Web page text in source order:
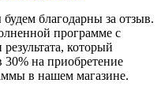
благодарны за отзыв.
программе с
результата, который
30% на приобретение
в нашем магазине.